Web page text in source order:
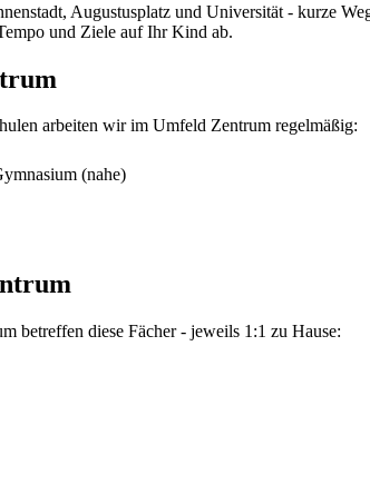
Augustusplatz und Universität - kurze
und Ziele auf Ihr Kind ab.
arbeiten wir im Umfeld Zentrum regelmäßig:
(nahe)
betreffen diese Fächer - jeweils 1:1 zu Hause: